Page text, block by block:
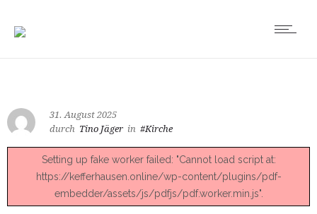
31. August 2025
durch Tino Jäger in #Kirche
Setting up fake worker failed: "Cannot load script at:
https://kefferhausen.online/wp-content/plugins/pdf-
embedder/assets/js/pdfjs/pdf.worker.min.js".